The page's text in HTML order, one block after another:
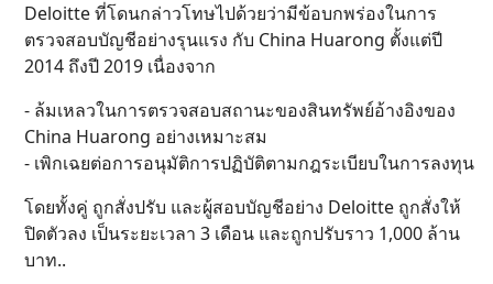
Deloitte ที่โดนกล่าวโทษไปด้วยว่ามีข้อบกพร่องในการ
ตรวจสอบบัญชีอย่างรุนแรง กับ China Huarong ตั้งแต่ปี
2014 ถึงปี 2019 เนื่องจาก
- ล้มเหลวในการตรวจสอบสถานะของสินทรัพย์อ้างอิงของ
China Huarong อย่างเหมาะสม
- เพิกเฉยต่อการอนุมัติการปฏิบัติตามกฎระเบียบในการลงทุน
โดยทั้งคู่ ถูกสั่งปรับ และผู้สอบบัญชีอย่าง Deloitte ถูกสั่งให้
ปิดตัวลง เป็นระยะเวลา 3 เดือน และถูกปรับราว 1,000 ล้าน
บาท..